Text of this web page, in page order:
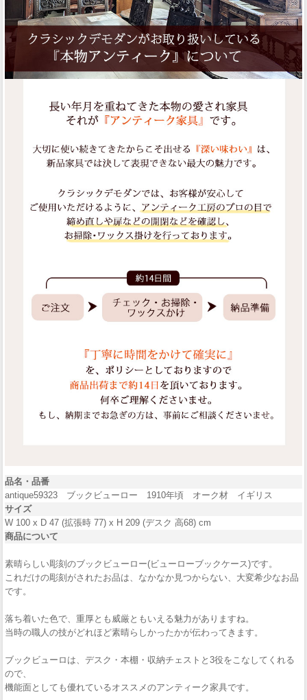
品名・品番
antique59323 ブックビューロー 1910年頃 オーク材 イギリス
サイズ
W 100 x D 47 (拡張時 77) x H 209 (デスク 高68) cm
商品について
素晴らしい彫刻のブックビューロー(ビューローブックケース)です。
これだけの彫刻がされたお品は、なかなか見つからない、大変希少なお品
です。
落ち着いた色で、重厚とも威厳ともいえる魅力がありますね。
当時の職人の技がどれほど素晴らしかったかが伝わってきます。
ブックビューロは、デスク・本棚・収納チェストと3役をこなしてくれる
ので、
機能面としても優れているオススメのアンティーク家具です。